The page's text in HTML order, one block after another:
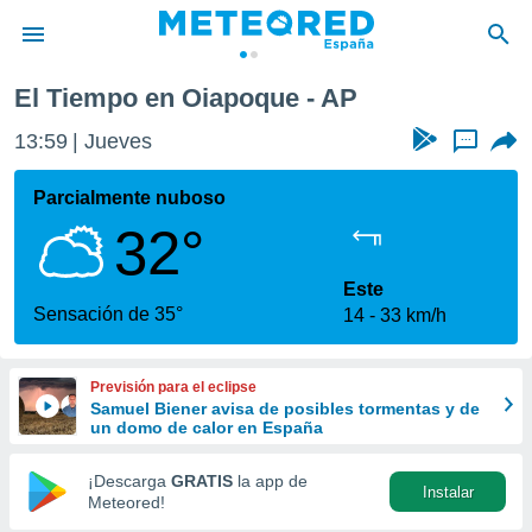
de
por
se
calidad.
a este
las
y
forma
digital
basada
El Tiempo en Oiapoque - AP
13:59 Jueves ...
Parcialmente nuboso
32°
Sensación de 35°
Este
14
33 km/h
Previsión para el eclipse
Samuel Biener avisa de posibles tormentas y de
un domo de calor en España
¡Descarga GRATIS la app de
Meteored!
Instalar